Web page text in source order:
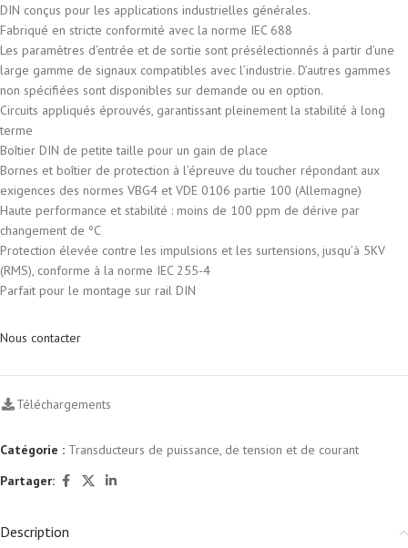
DIN conçus pour les applications industrielles générales.
Fabriqué en stricte conformité avec la norme IEC 688
Les paramètres d’entrée et de sortie sont présélectionnés à partir d’une
large gamme de signaux compatibles avec l’industrie. D’autres gammes
non spécifiées sont disponibles sur demande ou en option.
Circuits appliqués éprouvés, garantissant pleinement la stabilité à long
terme
Boîtier DIN de petite taille pour un gain de place
Bornes et boîtier de protection à l’épreuve du toucher répondant aux
exigences des normes VBG4 et VDE 0106 partie 100 (Allemagne)
Haute performance et stabilité : moins de 100 ppm de dérive par
changement de ºC
Protection élevée contre les impulsions et les surtensions, jusqu’à 5KV
(RMS), conforme à la norme IEC 255-4
Parfait pour le montage sur rail DIN
Nous contacter
Téléchargements
Catégorie : Transducteurs de puissance, de tension et de courant
Partager:
Description